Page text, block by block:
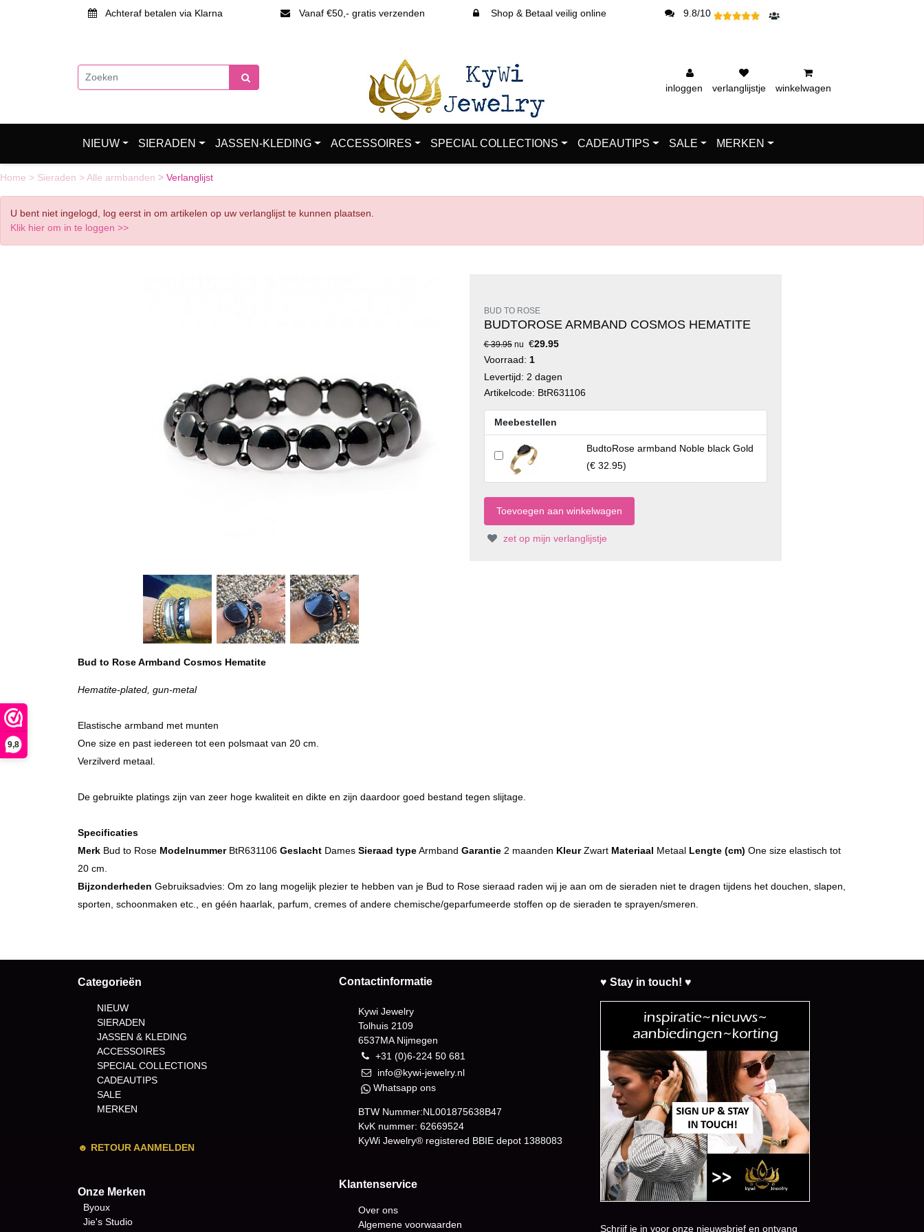
9,8
Achteraf betalen via Klarna Vanaf €50,- gratis verzenden Shop & Betaal veilig online 9.8/10
inloggen verlanglijstje winkelwagen
NIEUW SIERADEN JASSEN-KLEDING ACCESSOIRES SPECIAL COLLECTIONS CADEAUTIPS SALE MERKEN
Home > Sieraden >Alle armbanden > Verlanglijst
U bent niet ingelogd, log eerst in om artikelen op uw verlanglijst te kunnen plaatsen.
Klik hier om in te loggen >>
BUD TO ROSE
BUDTOROSE ARMBAND COSMOS HEMATITE
€ 39.95nu €29.95
Voorraad: 1
Levertijd: 2 dagen
Artikelcode: BtR631106
Meebestellen
BudtoRose armband Noble black Gold
(€ 32.95)
zet op mijn verlanglijstje
Bud to Rose Armband Cosmos Hematite
Hematite-plated, gun-metal
Elastische armband met munten
One size en past iedereen tot een polsmaat van 20 cm.
Verzilverd metaal.
De gebruikte platings zijn van zeer hoge kwaliteit en dikte en zijn daardoor goed bestand tegen slijtage.
Specificaties
MerkBud to Rose ModelnummerBtR631106 GeslachtDames Sieraad typeArmband Garantie 2 maanden KleurZwart Materiaal Metaal Lengte (cm) One size elastisch tot
20 cm.
Bijzonderheden Gebruiksadvies: Om zo lang mogelijk plezier te hebben van je Bud to Rose sieraad raden wij je aan om de sieraden niet te dragen tijdens het douchen, slapen,
sporten, schoonmaken etc., en géén haarlak, parfum, cremes of andere chemische/geparfumeerde stoffen op de sieraden te sprayen/smeren.
Categorieën
NIEUW
SIERADEN
JASSEN & KLEDING
ACCESSOIRES
SPECIAL COLLECTIONS
CADEAUTIPS
SALE
MERKEN
☻ RETOUR AANMELDEN
Onze Merken
Byoux
Jie's Studio
Contactinformatie
Kywi Jewelry
Tolhuis 2109
6537MA Nijmegen
+31 (0)6-224 50 681
info@kywi-jewelry.nl
Whatsapp ons
BTW Nummer:NL001875638B47
KvK nummer: 62669524
KyWi Jewelry® registered BBIE depot 1388083
Klantenservice
Over ons
Algemene voorwaarden
♥ Stay in touch! ♥
Schrijf je in voor onze nieuwsbrief en ontvang